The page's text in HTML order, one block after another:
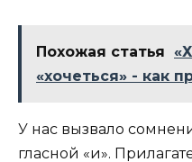
Похожая статья
«хочеться» - как
У нас вызвало
гласной «и».